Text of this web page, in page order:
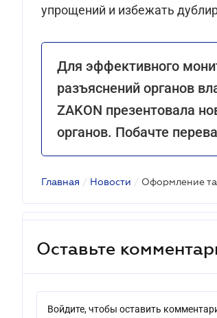
упрощений и избежать
Для эффективного
разъяснений органов
ZAKON презентовала
органов. Побачте
Главная / Новости /
Оставьте
Войдите, чтобы оставить